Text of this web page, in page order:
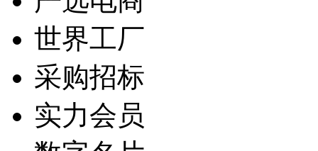
世界工厂
采购招标
实力会员